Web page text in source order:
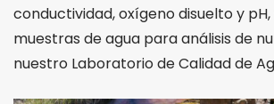
conductividad, oxígeno disuelto y
muestras de agua para análisis de
nuestro Laboratorio de Calidad de